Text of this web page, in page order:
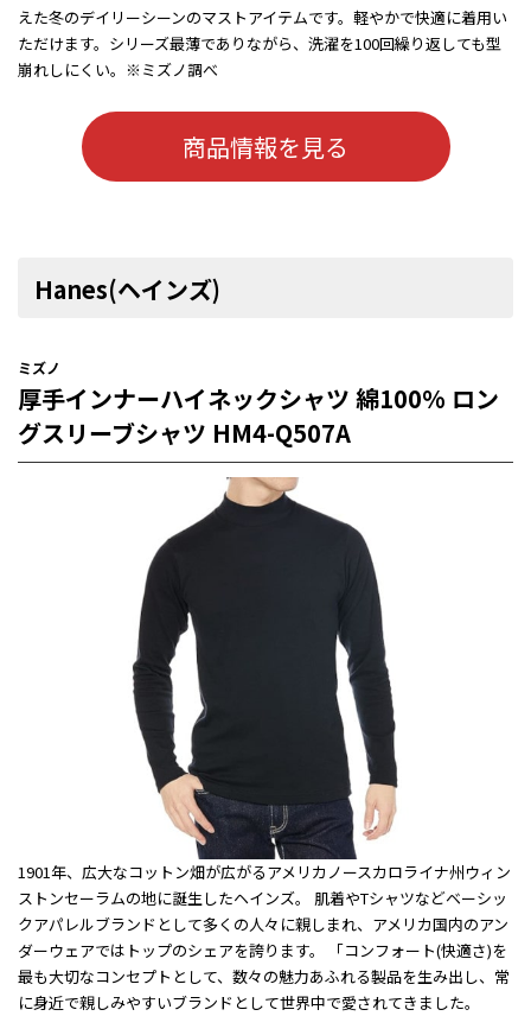
えた冬のデイリーシーンのマストアイテムです。軽やかで快適に着用い
ただけます。シリーズ最薄でありながら、洗濯を100回繰り返しても型
崩れしにくい。※ミズノ調べ
商品情報を見る
Hanes(ヘインズ)
ミズノ
厚手インナーハイネックシャツ 綿100% ロン
グスリーブシャツ HM4-Q507A
1901年、広大なコットン畑が広がるアメリカノースカロライナ州ウィン
ストンセーラムの地に誕生したヘインズ。 肌着やTシャツなどベーシッ
クアパレルブランドとして多くの人々に親しまれ、アメリカ国内のアン
ダーウェアではトップのシェアを誇ります。 「コンフォート(快適さ)を
最も大切なコンセプトとして、数々の魅力あふれる製品を生み出し、常
に身近で親しみやすいブランドとして世界中で愛されてきました。